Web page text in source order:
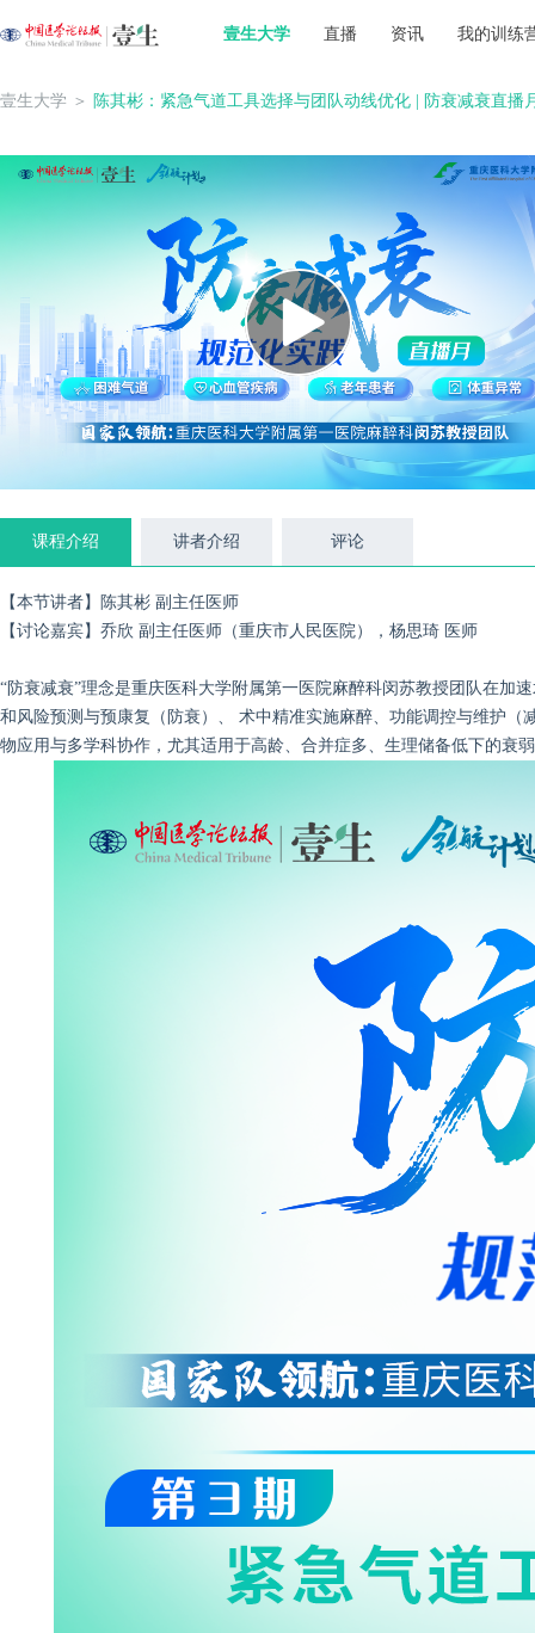
壹生大学 直播 资讯 我的训练
壹生大学 ＞ 陈其彬：紧急气道工具选择与团队动线优化 | 防衰减衰直播
课程介绍 讲者介绍 评论
【本节讲者】陈其彬 副主任医师
【讨论嘉宾】乔欣 副主任医师（重庆市人民医院）， 杨思琦 医师
“防衰减衰”理念是重庆医科大学附属第一医院麻醉科闵苏教授团队在加
和风险预测与预康复（防衰）、 术中精准实施麻醉、功能调控与维护
物应用与多学科协作，尤其适用于高龄、合并症多、生理储备低下的衰